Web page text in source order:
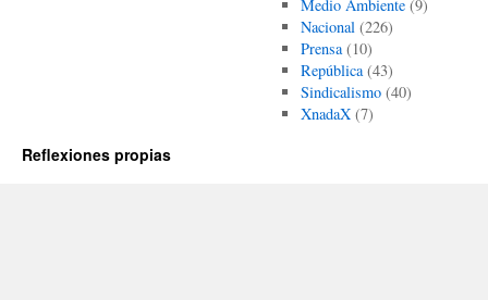
Medio Ambiente(9)
Nacional(226)
Prensa(10)
República(43)
Sindicalismo(40)
XnadaX(7)
Reflexiones propias